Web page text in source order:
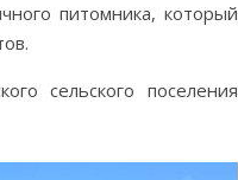
питомника, который
сельского поселения